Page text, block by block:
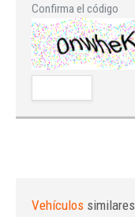
Confirma el código
Vehículos similares